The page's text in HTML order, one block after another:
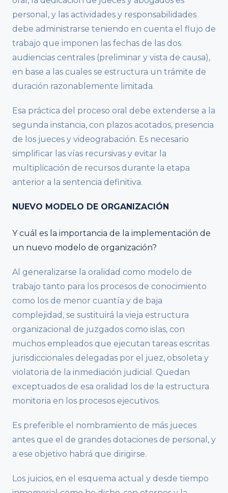
personal, y las actividades y responsabilidades
debe administrarse teniendo en cuenta el flujo de
trabajo que imponen las fechas de las dos
audiencias centrales (preliminar y vista de causa),
en base a las cuales se estructura un trámite de
duración razonablemente limitada.
Esa práctica del proceso oral debe extenderse a la
segunda instancia, con plazos acotados, presencia
de los jueces y videograbación. Es necesario
simplificar las vías recursivas y evitar la
multiplicación de recursos durante la etapa
anterior a la sentencia definitiva.
NUEVO MODELO DE ORGANIZACIÓN
Y cuál es la importancia de la implementación de
un nuevo modelo de organización?
Al generalizarse la oralidad como modelo de
trabajo tanto para los procesos de conocimiento
como los de menor cuantía y de baja
complejidad, se sustituirá la vieja estructura
organizacional de juzgados como islas, con
muchos empleados que ejecutan tareas escritas
jurisdiccionales delegadas por el juez, obsoleta y
violatoria de la inmediación judicial. Quedan
exceptuados de esa oralidad los de la estructura
monitoria en los procesos ejecutivos.
Es preferible el nombramiento de más jueces
antes que el de grandes dotaciones de personal, y
a ese objetivo habrá que dirigirse.
Los juicios, en el esquema actual y desde tiempo